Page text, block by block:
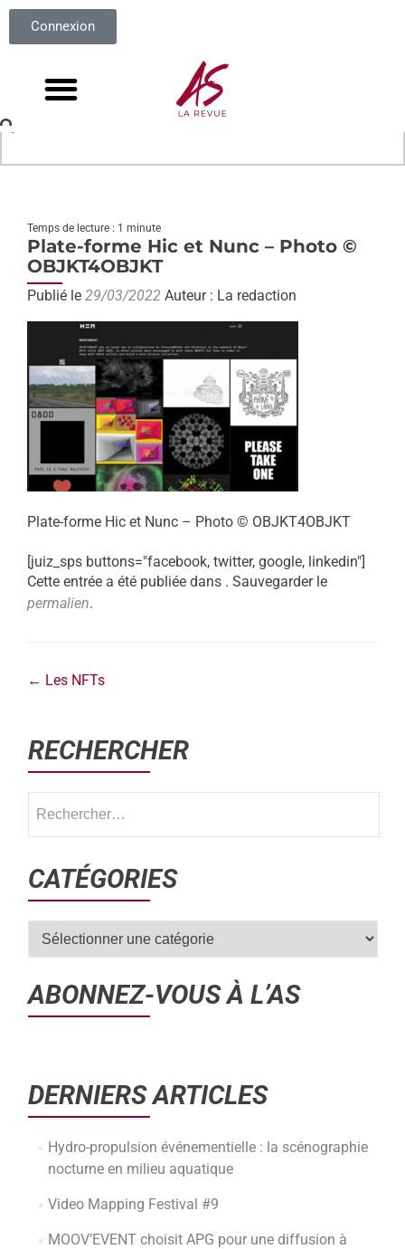
Connexion
Temps de lecture : 1 minute
Plate-forme Hic et Nunc – Photo ©
OBJKT4OBJKT
Publié le 29/03/2022 Auteur : La redaction
Plate-forme Hic et Nunc – Photo © OBJKT4OBJKT
[juiz_sps buttons="facebook, twitter, google, linkedin"]
Cette entrée a été publiée dans . Sauvegarder le
permalien.
← Les NFTs
RECHERCHER
CATÉGORIES
ABONNEZ-VOUS À L’AS
DERNIERS ARTICLES
Hydro-propulsion événementielle : la scénographie
nocturne en milieu aquatique
Video Mapping Festival #9
MOOV’EVENT choisit APG pour une diffusion à